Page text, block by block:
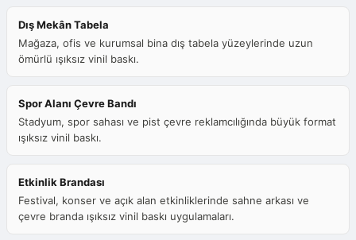
Dış Mekân Tabela
Mağaza, ofis ve kurumsal bina dış tabela yüzeylerinde uzun
ömürlü ışıksız vinil baskı.
Spor Alanı Çevre Bandı
Stadyum, spor sahası ve pist çevre reklamcılığında büyük format
ışıksız vinil baskı.
Etkinlik Brandası
Festival, konser ve açık alan etkinliklerinde sahne arkası ve
çevre branda ışıksız vinil baskı uygulamaları.